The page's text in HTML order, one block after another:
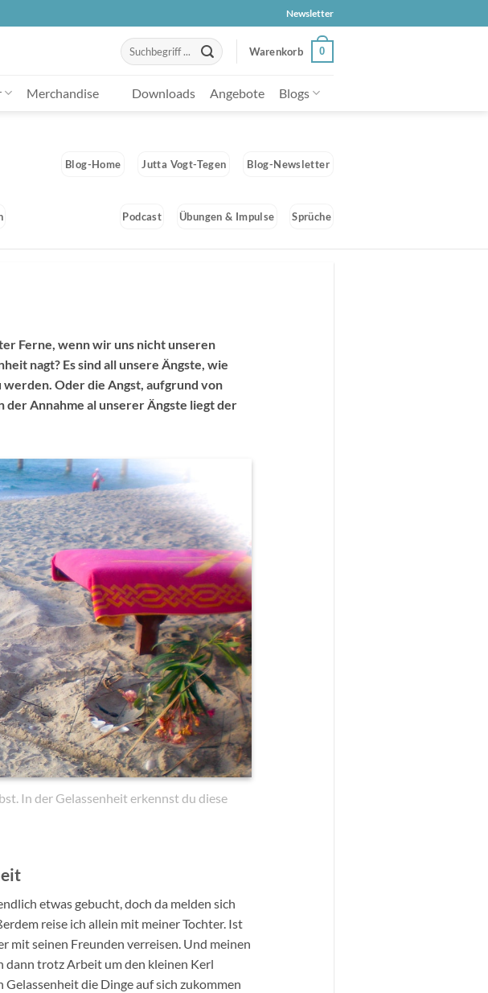
Newsletter
Suche
nach:
Warenkorb 0
Merchandise Downloads Angebote Blogs
Blog-Home Jutta Vogt-Tegen Blog-Newsletter
Podcast Übungen & Impulse Sprüche
Ferne, wenn wir uns nicht unseren
nagt? Es sind all unsere Ängste, wie
werden. Oder die Angst, aufgrund von
Annahme al unserer Ängste liegt der
In der Gelassenheit erkennst du diese
etwas gebucht, doch da melden sich
reise ich allein mit meiner Tochter. Ist
mit seinen Freunden verreisen. Und meinen
dann trotz Arbeit um den kleinen Kerl
Gelassenheit die Dinge auf sich zukommen